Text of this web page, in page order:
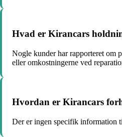
Hvad er Kirancars
Nogle kunder har rapporteret om
eller omkostningerne ved
Hvordan er Kirancars
Der er ingen specifik information